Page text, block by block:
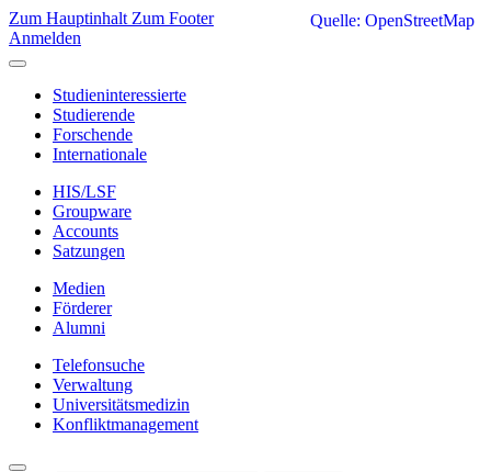
Zum Hauptinhalt Zum Footer
Anmelden
Studieninteressierte
Studierende
Forschende
Internationale
HIS/LSF
Groupware
Accounts
Satzungen
Medien
Förderer
Alumni
Telefonsuche
Verwaltung
Universitätsmedizin
Konfliktmanagement
Quelle: OpenStreetMap